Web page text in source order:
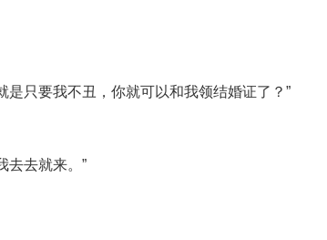
只要我不丑，你就可以和我领结婚证了？”
去去就来。”